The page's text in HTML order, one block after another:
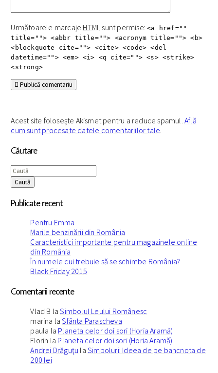
Următoarele marcaje HTMLsunt permise:<a href=""
title=""> <abbr title=""> <acronym title=""> <b>
<blockquote cite=""> <cite> <code> <del
datetime=""> <em> <i> <q cite=""> <s> <strike>
<strong>
Publică comentariu
Acest site folosește Akismet pentru a reduce spamul.Află
cum sunt procesate datele comentariilor tale.
Căutare
Caută
Publicate recent
Pentru Emma
Marile benzinării din România
Caracteristici importante pentru magazinele online
din România
În numele cui trebuie să se schimbe România?
Black Friday 2015
Comentarii recente
Vlad B laSimbolul Leului Românesc
marina laSfânta Parascheva
paula la Planeta celor doi sori (Horia Aramă)
Florin la Planeta celor doi sori (Horia Aramă)
Andrei Drăguţu laSimboluri: Ideea de pe bancnota de
200 lei